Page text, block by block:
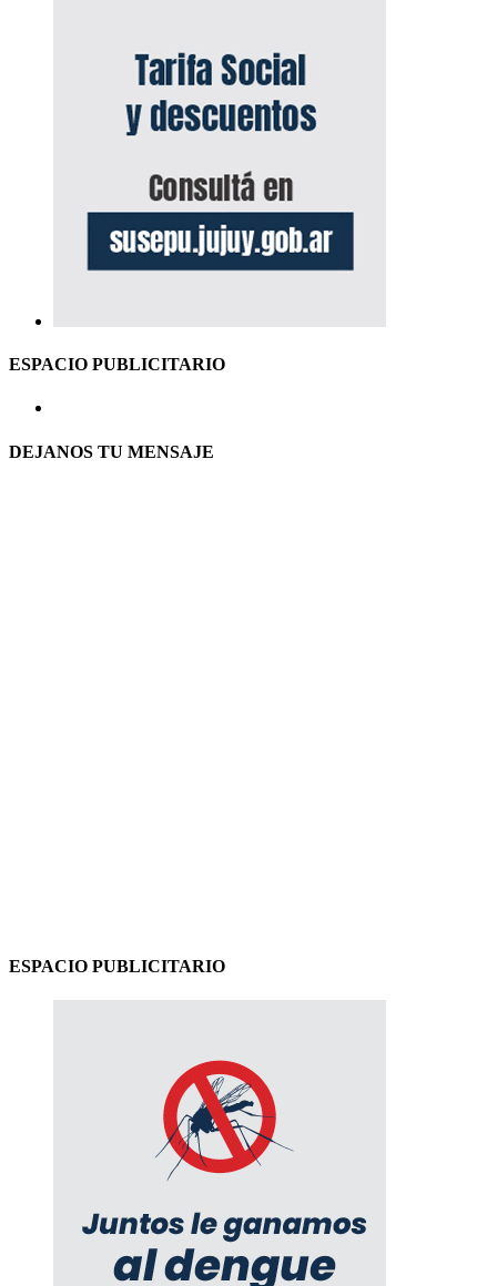
ESPACIO PUBLICITARIO
DEJANOS TU MENSAJE
ESPACIO PUBLICITARIO